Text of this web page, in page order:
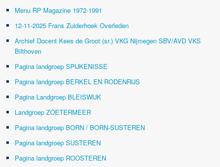
Menu RP Magazine 1972-1991
12-11-2025 Frans Zuiderhoek Overleden
Archief Docent Kees de Groot (sr.) VKG Nijmegen SBV/AVD VKS
Bilthoven
Pagina landgroep SPIJKENISSE
Pagina landgroep BERKEL EN RODENRIJS
Pagina Landgroep BLEISWIJK
Landgroep ZOETERMEER
Pagina landgroep BORN / BORN-SUSTEREN
Pagina landgroep SUSTEREN
Pagina landgroep ROOSTEREN